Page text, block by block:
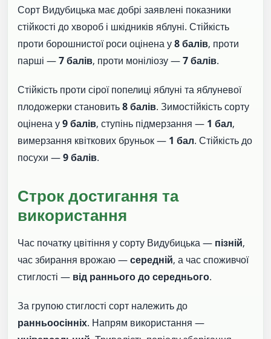
Сорт Видубицька має добрі заявлені показники
стійкості до хвороб і шкідників яблуні. Стійкість
проти борошнистої роси оцінена у8 балів, проти
парші —7 балів, проти моніліозу —7 балів.
Стійкість проти сірої попелиці яблуні та яблуневої
плодожерки становить8 балів. Зимостійкість сорту
оцінена у9 балів, ступінь підмерзання — 1 бал,
вимерзання квіткових бруньок — 1 бал. Стійкість до
посухи —9 балів.
Строк достигання та
використання
Час початку цвітіння у сорту Видубицька — пізній,
час збирання врожаю —середній, а час споживчої
стиглості — від раннього до середнього.
За групою стиглості сорт належить до
ранньоосінніх. Напрям використання —